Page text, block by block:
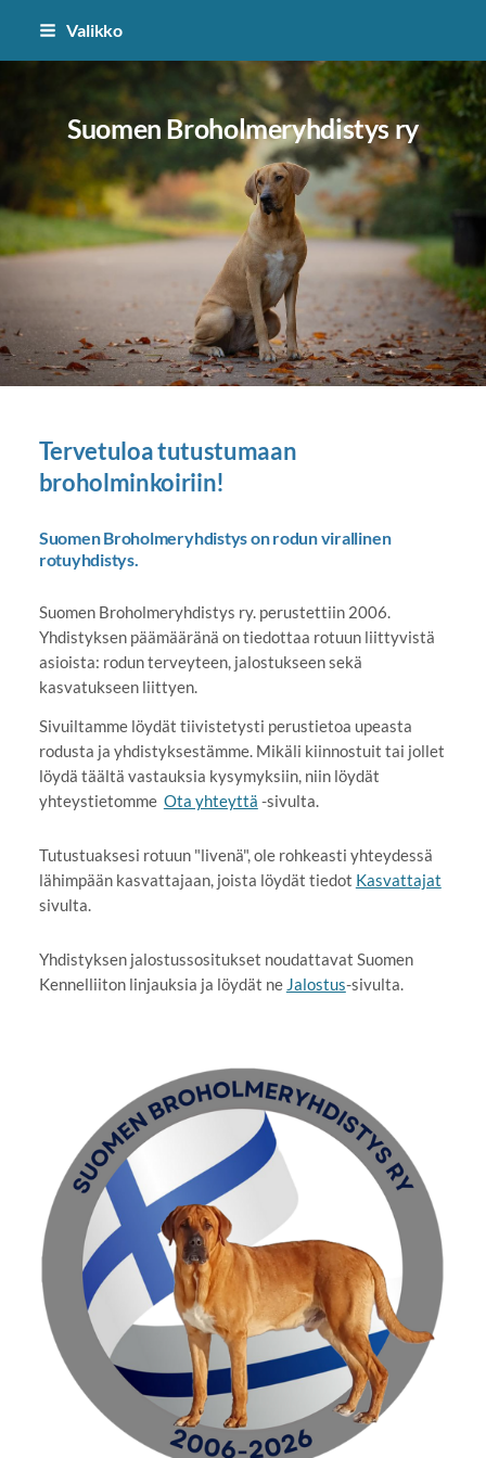
Siirry
Valikko
Suomen Broholmeryhdistys ry
Tervetuloa tutustumaan
broholminkoiriin!
Suomen Broholmeryhdistys on rodun virallinen
rotuyhdistys.
Suomen Broholmeryhdistys ry. perustettiin 2006.
Yhdistyksen päämääränä on tiedottaa rotuun liittyvistä
asioista: rodun terveyteen, jalostukseen sekä
kasvatukseen liittyen.
Sivuiltamme löydät tiivistetysti perustietoa upeasta
rodusta ja yhdistyksestämme. Mikäli kiinnostuit tai jollet
löydä täältä vastauksia kysymyksiin, niin löydät
yhteystietomme Ota yhteyttä -sivulta.
Tutustuaksesi rotuun "livenä", ole rohkeasti yhteydessä
lähimpään kasvattajaan, joista löydät tiedot Kasvattajat
sivulta.
Yhdistyksen jalostussositukset noudattavat Suomen
Kennelliiton linjauksia ja löydät ne Jalostus-sivulta.